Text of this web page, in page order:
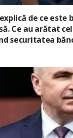
de ce este
Ce au arătat
securitatea